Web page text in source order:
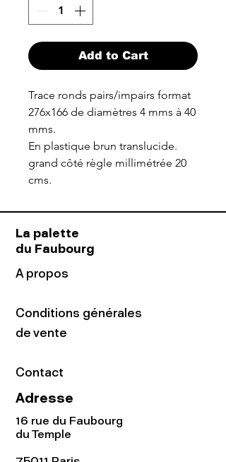
Add to Cart
Trace ronds pairs/impairs format
276x166 de diamètres 4 mms à 40
mms.
En plastique brun translucide.
grand côté règle millimétrée 20
cms.
La palette
du Faubourg
A propos
Conditions générales
de vente
Contact
Adresse
16 rue du Faubourg
du Temple